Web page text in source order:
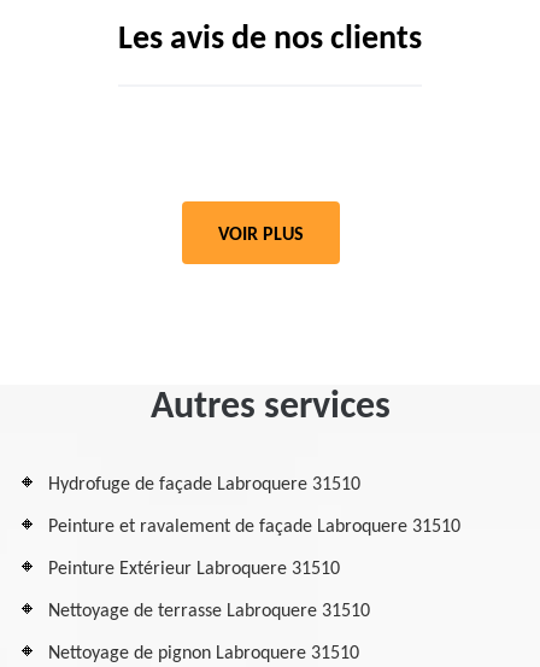
Les avis de nos clients
VOIR PLUS
Autres services
Hydrofuge de façade Labroquere 31510
Peinture et ravalement de façade Labroquere 31510
Peinture Extérieur Labroquere 31510
Nettoyage de terrasse Labroquere 31510
Nettoyage de pignon Labroquere 31510